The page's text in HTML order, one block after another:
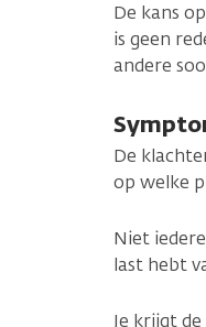
De kans
is geen
andere
De
op welke
Niet
last hebt
Je krijgt